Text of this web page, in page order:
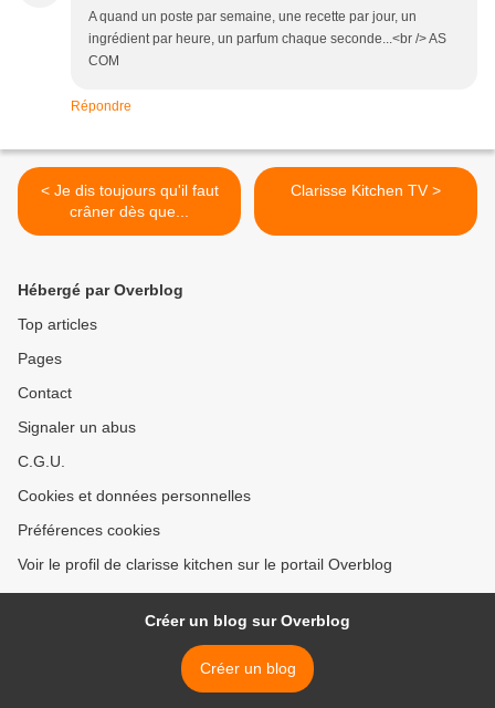
A quand un poste par semaine, une recette par jour, un
ingrédient par heure, un parfum chaque seconde...<br /> AS
COM
Répondre
< Je dis toujours qu'il faut
crâner dès que...
Clarisse Kitchen TV >
Hébergé par Overblog
Top articles
Pages
Contact
Signaler un abus
C.G.U.
Cookies et données personnelles
Préférences cookies
Voir le profil de clarisse kitchen sur le portail Overblog
Créer un blog sur Overblog
Créer un blog